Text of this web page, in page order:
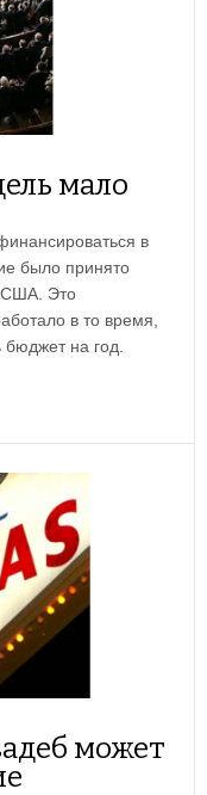
мало
в
было принято
США. Это
в то время,
бюджет на год.
может